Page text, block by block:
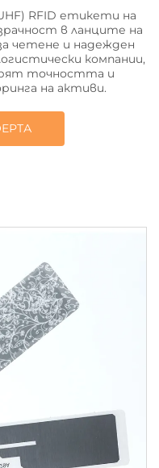
RFID етикети на
в ланците на
четене и надежден
компании,
точността и
на активи.